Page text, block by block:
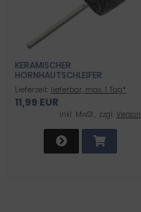
KERAMISCHER
HORNHAUTSCHLEIFER
Lieferzeit: lieferbar, max. 1 Tag*
11,99 EUR
inkl .MwSt., zzgl.